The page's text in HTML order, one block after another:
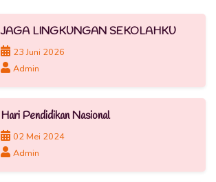
JAGA LINGKUNGAN SEKOLAHKU
23 Juni 2026
Admin
Hari Pendidikan Nasional
02 Mei 2024
Admin